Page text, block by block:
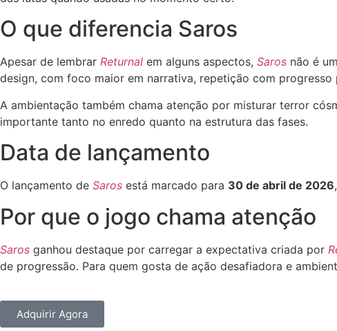
O que diferencia Saros
Apesar de lembrar Returnal em alguns aspectos, Saros não é
design, com foco maior em narrativa, repetição com progresso
A ambientação também chama atenção por misturar terror
importante tanto no enredo quanto na estrutura das fases.
Data de lançamento
O lançamento de Saros está marcado para 30 de abril de 2026
Por que o jogo chama atenção
Saros ganhou destaque por carregar a expectativa criada por
de progressão. Para quem gosta de ação desafiadora e
Adquirir Agora